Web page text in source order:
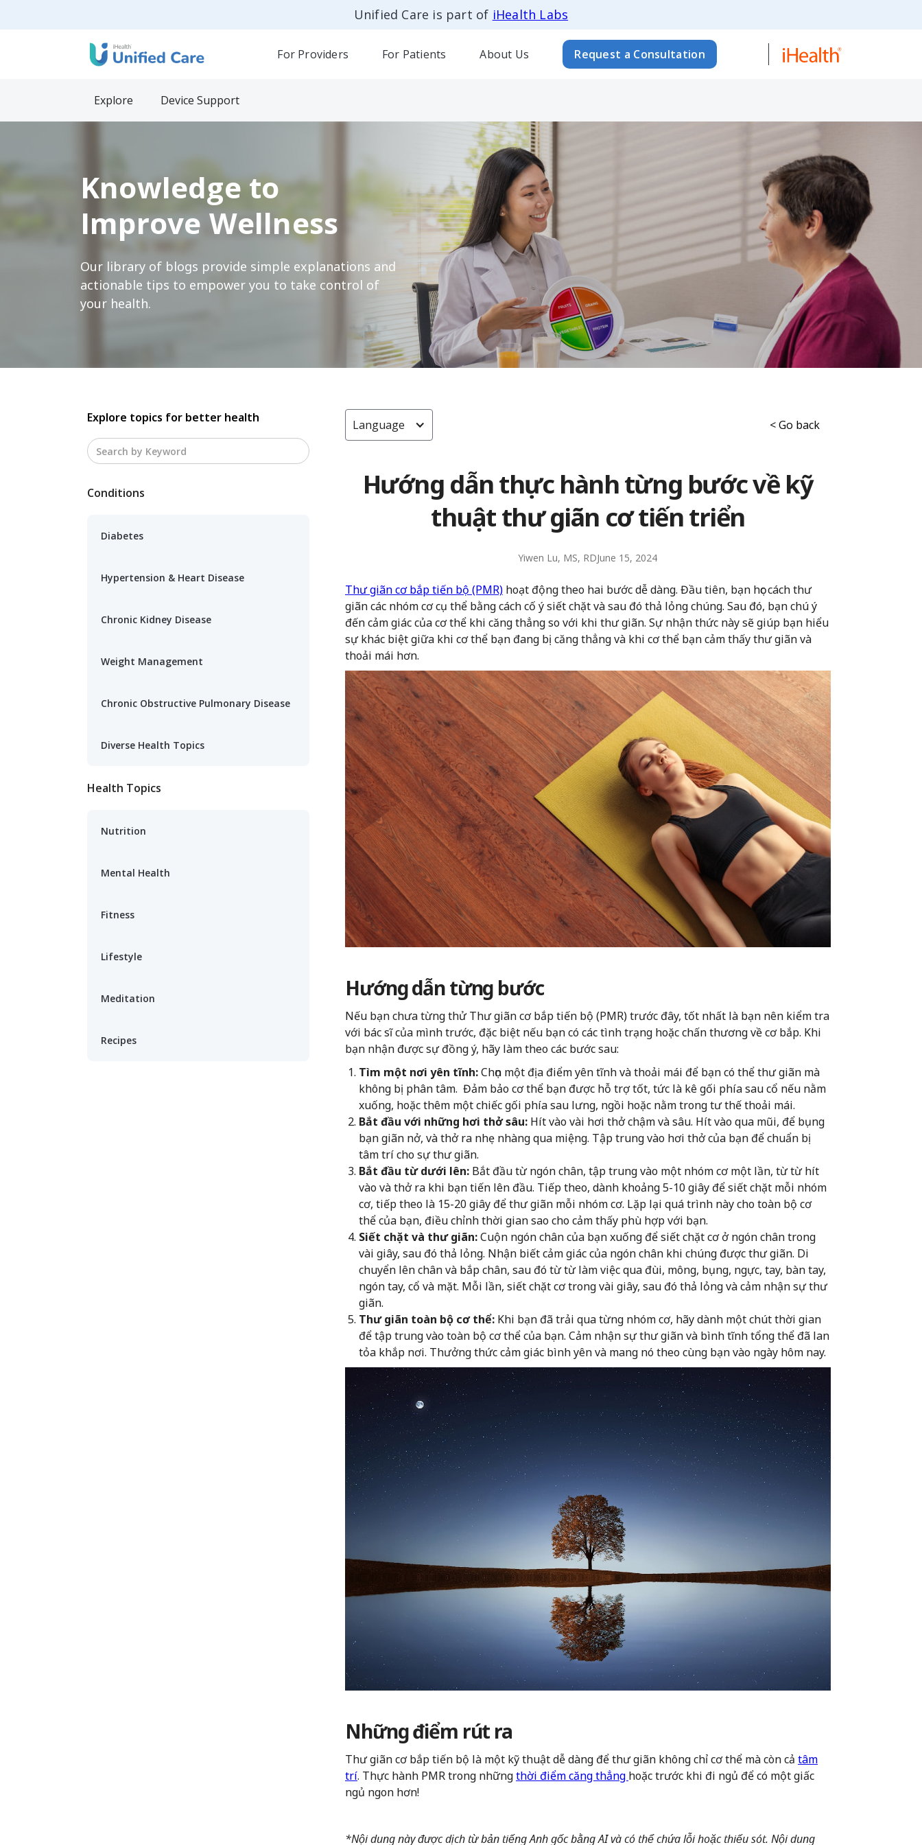
Unified Care is part of iHealth Labs
For Providers For Patients About Us Request a Consultation
Explore Device Support
Knowledge to
Improve Wellness
Our library of blogs provide simple explanations and
actionable tips to empower you to take control of
your health.
Explore topics for better health
Conditions
Diabetes
Hypertension & Heart Disease
Chronic Kidney Disease
Weight Management
Chronic Obstructive Pulmonary Disease
Diverse Health Topics
Health Topics
Nutrition
Mental Health
Fitness
Lifestyle
Meditation
Recipes
Language < Go back
Hướng dẫn thực hành từng bước về kỹ
thuật thư giãn cơ tiến triển
Yiwen Lu, MS, RDJune 15, 2024
Thư giãn cơ bắp tiến bộ (PMR)hoạt động theo hai bước dễ dàng. Đầu tiên, bạn học cách thư
giãn các nhóm cơ cụ thể bằng cách cố ý siết chặt và sau đó thả lỏng chúng. Sau đó, bạn chú ý
đến cảm giác của cơ thể khi căng thẳng so với khi thư giãn. Sự nhận thức này sẽ giúp bạn hiểu
sự khác biệt giữa khi cơ thể bạn đang bị căng thẳng và khi cơ thể bạn cảm thấy thư giãn và
thoải mái hơn.
Hướng dẫn từng bước
Nếu bạn chưa từng thử Thư giãn cơ bắp tiến bộ (PMR) trước đây, tốt nhất là bạn nên kiểm tra
với bác sĩ của mình trước, đặc biệt nếu bạn có các tình trạng hoặc chấn thương về cơ bắp. Khi
bạn nhận được sự đồng ý, hãy làm theo các bước sau:
Tìm một nơi yên tĩnh:Chọn một địa điểm yên tĩnh và thoải mái để bạn có thể thư giãn mà
không bị phân tâm. Đảm bảo cơ thể bạn được hỗ trợ tốt, tức là kê gối phía sau cổ nếu nằm
xuống, hoặc thêm một chiếc gối phía sau lưng, ngồi hoặc nằm trong tư thế thoải mái.
Bắt đầu với những hơi thở sâu: Hít vào vài hơi thở chậm và sâu. Hít vào qua mũi, để bụng
bạn giãn nở, và thở ra nhẹ nhàng qua miệng. Tập trung vào hơi thở của bạn để chuẩn bị
tâm trí cho sự thư giãn.
Bắt đầu từ dưới lên:Bắt đầu từ ngón chân, tập trung vào một nhóm cơ một lần, từ từ hít
vào và thở ra khi bạn tiến lên đầu. Tiếp theo, dành khoảng 5-10 giây để siết chặt mỗi nhóm
cơ, tiếp theo là 15-20 giây để thư giãn mỗi nhóm cơ. Lặp lại quá trình này cho toàn bộ cơ
thể của bạn, điều chỉnh thời gian sao cho cảm thấy phù hợp với bạn.
Siết chặt và thư giãn:Cuộn ngón chân của bạn xuống để siết chặt cơ ở ngón chân trong
vài giây, sau đó thả lỏng. Nhận biết cảm giác của ngón chân khi chúng được thư giãn. Di
chuyển lên chân và bắp chân, sau đó từ từ làm việc qua đùi, mông, bụng, ngực, tay, bàn tay,
ngón tay, cổ và mặt. Mỗi lần, siết chặt cơ trong vài giây, sau đó thả lỏng và cảm nhận sự thư
giãn.
Thư giãn toàn bộ cơ thể: Khi bạn đã trải qua từng nhóm cơ, hãy dành một chút thời gian
để tập trung vào toàn bộ cơ thể của bạn. Cảm nhận sự thư giãn và bình tĩnh tổng thể đã lan
tỏa khắp nơi. Thưởng thức cảm giác bình yên và mang nó theo cùng bạn vào ngày hôm nay.
Những điểm rút ra
Thư giãn cơ bắp tiến bộ là một kỹ thuật dễ dàng để thư giãn không chỉ cơ thể mà còn cả tâm
trí. Thực hành PMR trong nhữngthời điểm căng thẳng hoặc trước khi đi ngủ để có một giấc
ngủ ngon hơn!
*Nội dung này được dịch từ bản tiếng Anh gốc bằng AI và có thể chứa lỗi hoặc thiếu sót. Nội dung